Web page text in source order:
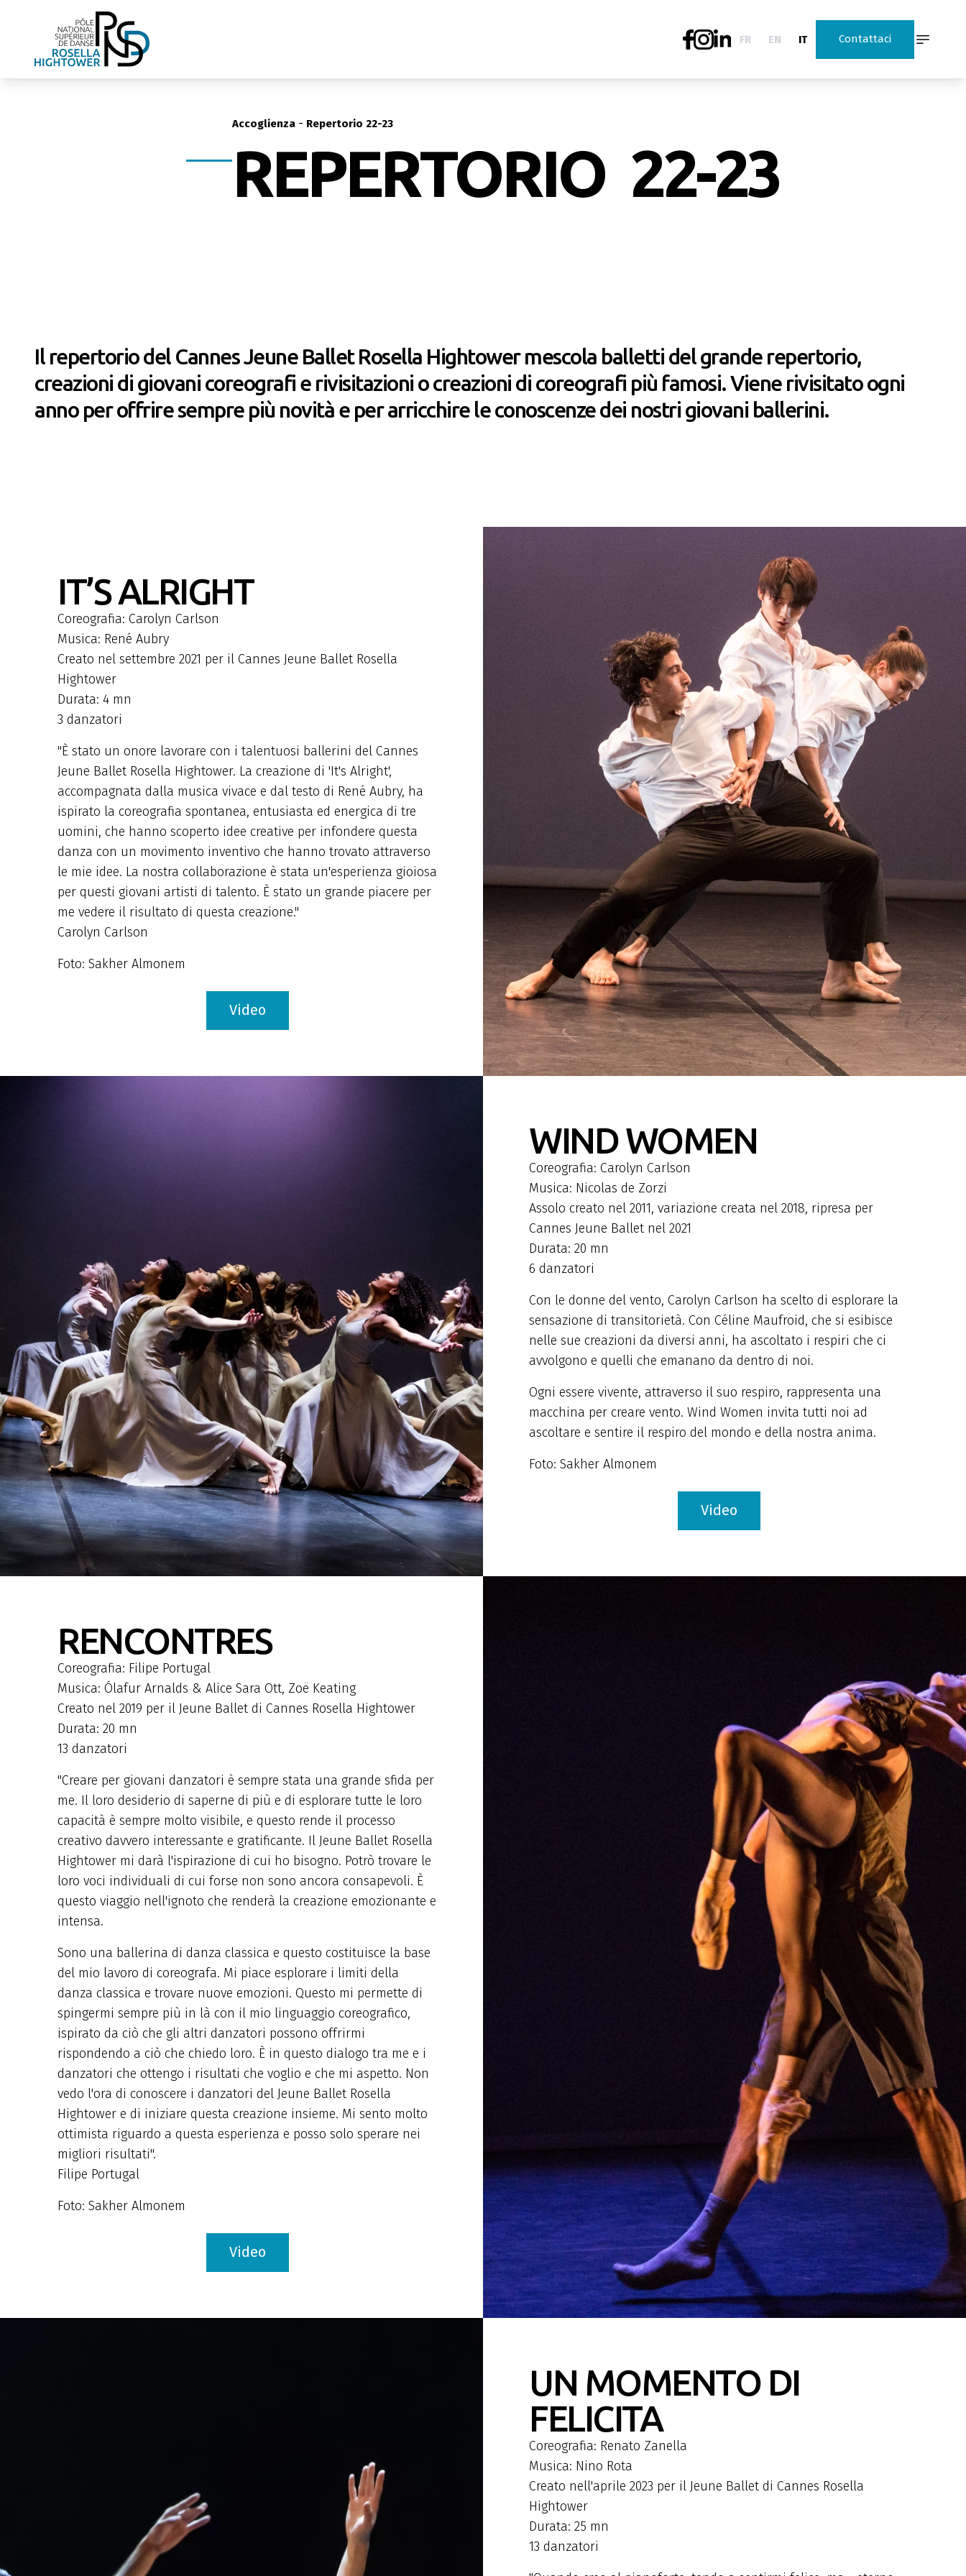
FR EN IT Contattaci
Accoglienza - Repertorio 22-23
REPERTORIO 22-23
Il repertorio del Cannes Jeune Ballet Rosella Hightower mescola balletti del grande repertorio,
creazioni di giovani coreografi e rivisitazioni o creazioni di coreografi più famosi. Viene rivisitato ogni
anno per offrire sempre più novità e per arricchire le conoscenze dei nostri giovani ballerini.
IT’S ALRIGHT
Coreografia: Carolyn Carlson
Musica: René Aubry
Creato nel settembre 2021 per il Cannes Jeune Ballet Rosella
Hightower
Durata: 4 mn
3 danzatori
"È stato un onore lavorare con i talentuosi ballerini del Cannes
Jeune Ballet Rosella Hightower. La creazione di 'It's Alright',
accompagnata dalla musica vivace e dal testo di René Aubry, ha
ispirato la coreografia spontanea, entusiasta ed energica di tre
uomini, che hanno scoperto idee creative per infondere questa
danza con un movimento inventivo che hanno trovato attraverso
le mie idee. La nostra collaborazione è stata un'esperienza gioiosa
per questi giovani artisti di talento. È stato un grande piacere per
me vedere il risultato di questa creazione."
Carolyn Carlson
Foto: Sakher Almonem
Video
WIND WOMEN
Coreografia: Carolyn Carlson
Musica: Nicolas de Zorzi
Assolo creato nel 2011, variazione creata nel 2018, ripresa per
Cannes Jeune Ballet nel 2021
Durata: 20 mn
6 danzatori
Con le donne del vento, Carolyn Carlson ha scelto di esplorare la
sensazione di transitorietà. Con Céline Maufroid, che si esibisce
nelle sue creazioni da diversi anni, ha ascoltato i respiri che ci
avvolgono e quelli che emanano da dentro di noi.
Ogni essere vivente, attraverso il suo respiro, rappresenta una
macchina per creare vento. Wind Women invita tutti noi ad
ascoltare e sentire il respiro del mondo e della nostra anima.
Foto: Sakher Almonem
Video
RENCONTRES
Coreografia: Filipe Portugal
Musica: Ólafur Arnalds & Alice Sara Ott, Zoë Keating
Creato nel 2019 per il Jeune Ballet di Cannes Rosella Hightower
Durata: 20 mn
13 danzatori
"Creare per giovani danzatori è sempre stata una grande sfida per
me. Il loro desiderio di saperne di più e di esplorare tutte le loro
capacità è sempre molto visibile, e questo rende il processo
creativo davvero interessante e gratificante. Il Jeune Ballet Rosella
Hightower mi darà l'ispirazione di cui ho bisogno. Potrò trovare le
loro voci individuali di cui forse non sono ancora consapevoli. È
questo viaggio nell'ignoto che renderà la creazione emozionante e
intensa.
Sono una ballerina di danza classica e questo costituisce la base
del mio lavoro di coreografa. Mi piace esplorare i limiti della
danza classica e trovare nuove emozioni. Questo mi permette di
spingermi sempre più in là con il mio linguaggio coreografico,
ispirato da ciò che gli altri danzatori possono offrirmi
rispondendo a ciò che chiedo loro. È in questo dialogo tra me e i
danzatori che ottengo i risultati che voglio e che mi aspetto. Non
vedo l'ora di conoscere i danzatori del Jeune Ballet Rosella
Hightower e di iniziare questa creazione insieme. Mi sento molto
ottimista riguardo a questa esperienza e posso solo sperare nei
migliori risultati".
Filipe Portugal
Foto: Sakher Almonem
Video
UN MOMENTO DI
FELICITA
Coreografia: Renato Zanella
Musica: Nino Rota
Creato nell'aprile 2023 per il Jeune Ballet di Cannes Rosella
Hightower
Durata: 25 mn
13 danzatori